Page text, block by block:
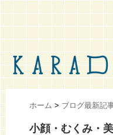
ホーム > ブログ最新記
小顔・むくみ・